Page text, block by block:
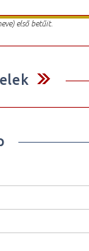
első betűit.